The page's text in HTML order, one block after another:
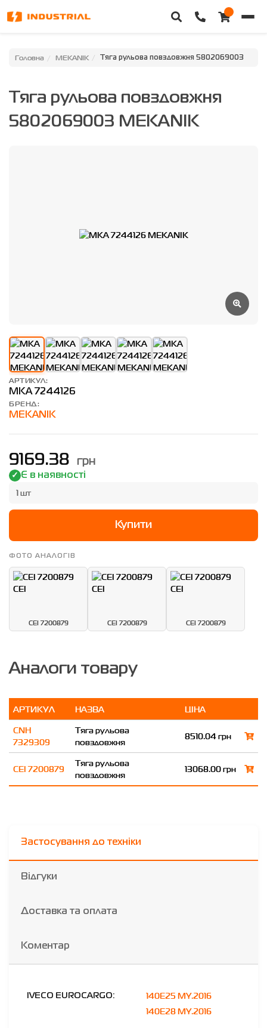
Головна
Категорії
Особистий кабінет
Головна MEKANIK Тяга рульова повздовжня 5802069003
Тяга рульова повздовжня
5802069003 MEKANIK
АРТИКУЛ:
MKA 7244126
БРЕНД:
MEKANIK
9169.38 грн
Є в наявності
1 шт
Купити
ФОТО АНАЛОГІВ
CEI 7200879 CEI 7200879 CEI 7200879
Аналоги товару
АРТИКУЛ НАЗВА
ЦІНА
CNH
7329309
Тяга рульова
повздовжня
8510.04 грн
CEI 7200879
Тяга рульова
повздовжня
13068.00 грн
Застосування до техніки
Відгуки
Доставка та оплата
Коментар
IVECO EUROCARGO:
140E25 MY.2016
140E28 MY.2016